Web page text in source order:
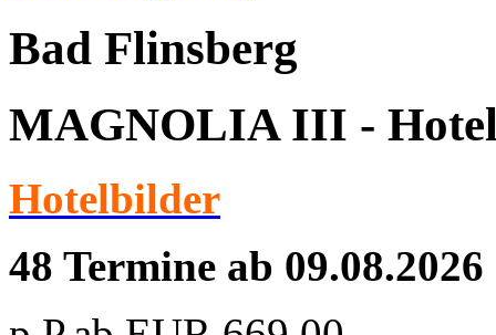
Bad Flinsberg
MAGNOLIA III -
Hotelbilder
48 Termine ab 09.08.2026